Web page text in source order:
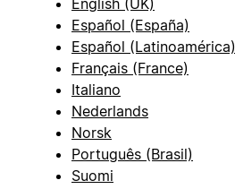
Español (España)
Español (Latinoamérica)
Français (France)
Italiano
Nederlands
Norsk
Português (Brasil)
Suomi